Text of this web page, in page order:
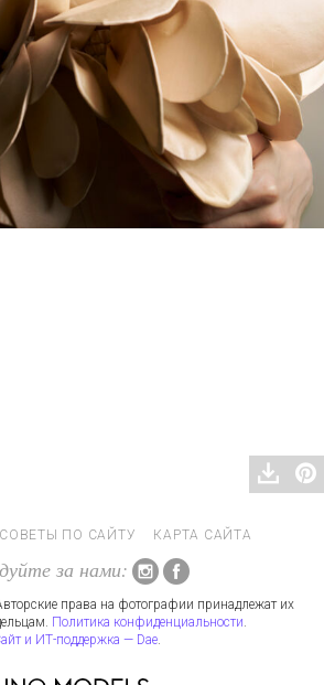
СОВЕТЫ ПО САЙТУ КАРТА САЙТА
за нами:
права на фотографии принадлежат их
Политика конфиденциальности.
и ИТ-поддержка — Dae.